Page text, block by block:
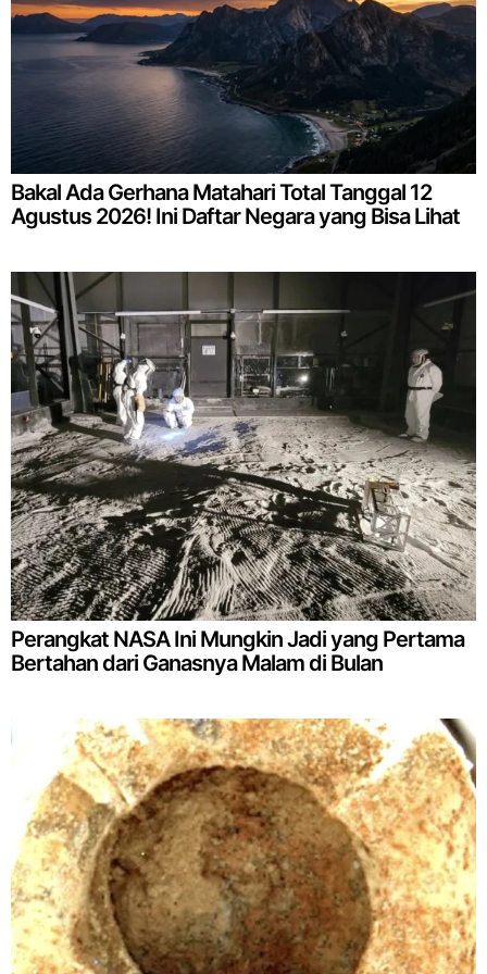
Bakal Ada Gerhana Matahari Total Tanggal 12
Agustus 2026! Ini Daftar Negara yang Bisa Lihat
Perangkat NASA Ini Mungkin Jadi yang Pertama
Bertahan dari Ganasnya Malam di Bulan